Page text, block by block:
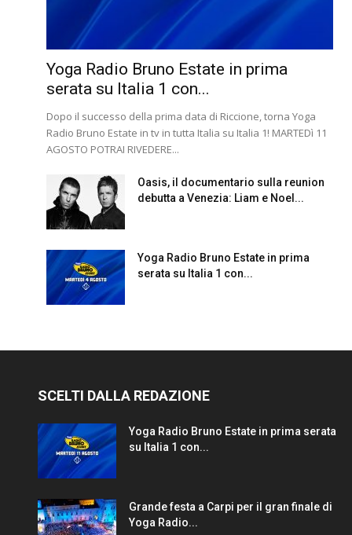
Yoga Radio Bruno Estate in prima
serata su Italia 1 con...
Dopo il successo della prima data di Riccione, torna Yoga
Radio Bruno Estate in tv in tutta Italia su Italia 1! MARTEDì 11
AGOSTO POTRAI RIVEDERE...
Oasis, il documentario sulla reunion
debutta a Venezia: Liam e Noel...
Yoga Radio Bruno Estate in prima
serata su Italia 1 con...
SCELTI DALLA REDAZIONE
Yoga Radio Bruno Estate in prima serata
su Italia 1 con...
Grande festa a Carpi per il gran finale di
Yoga Radio...